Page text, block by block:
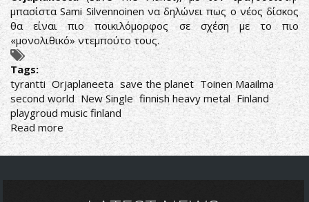
μπασίστα Sami Silvennoinen να δηλώνει πως ο νέος δίσκος
θα είναι πιο ποικιλόμορφος σε σχέση με το πιο
«μονολιθικό» ντεμπούτο τους.
Tags:
tyrantti Orjaplaneeta save the planet Toinen Maailma
second world New Single finnish heavy metal Finland
playgroud music finland
Read more about
TYRANTTI:
ΑΠΟΚΑΛΥΠΤΟΥΝ